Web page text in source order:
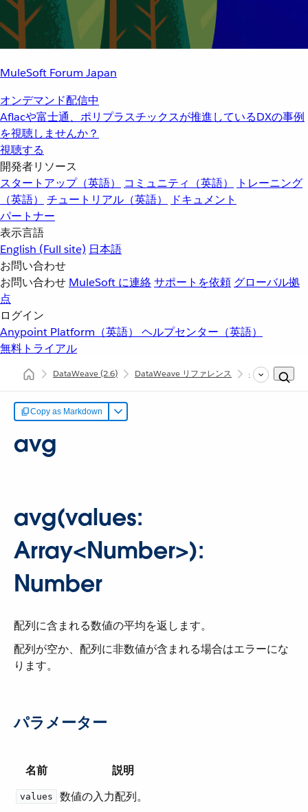
MuleSoft Forum Japan
オンデマンド配信中
Aflacや富士通、ポリプラスチックスが推進しているDXの事例
を視聴しませんか？
視聴する
開発者リソース
スタートアップ（英語）
コミュニティ（英語）
トレーニング
（英語）
チュートリアル（英語）
ドキュメント
パートナー
表示言語
English (Full site) 日本語
お問い合わせ
お問い合わせ MuleSoft に連絡サポートを依頼 グローバル拠
点
ログイン
Anypoint Platform（英語） ヘルプセンター（英語）
無料トライアル
DataWeave(2.6) DataWeave リファレンス dw::Core
Copy as Markdown
avg
avg(values:
Array<Number>):
Number
配列に含まれる数値の平均を返します。
配列が空か、配列に非数値が含まれる場合はエラーにな
ります。
パラメーター
名前 説明
values 数値の入力配列。